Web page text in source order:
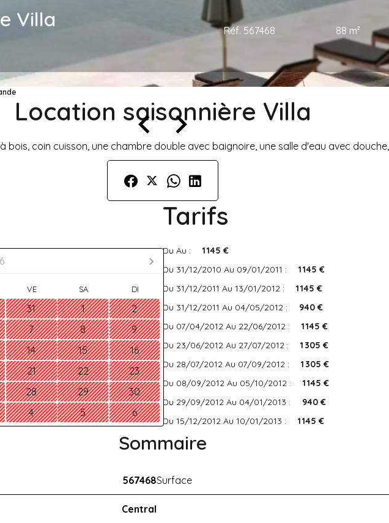
Villa Réf. 567468 88 m²
Location saisonnière Villa
bois, coin cuisson, une chambre double avec baignoire, une salle d'eau avec
VE SA DI
31 1
2
7 8
9
14 15
16
21 22
23
28 29
30
4 5 6
Tarifs
Du Au :
1 145 €
Du 31/12/2010 Au 09/01/2011 :
1 145 €
Du 31/12/2011 Au 13/01/2012 :
1 145 €
Du 31/12/2011 Au 04/05/2012 :
940 €
Du 07/04/2012 Au 22/06/2012 :
1 145 €
Du 23/06/2012 Au 27/07/2012 :
1 305 €
Du 28/07/2012 Au 07/09/2012 :
1 305 €
Du 08/09/2012 Au 05/10/2012 :
1 145 €
Du 29/09/2012 Au 04/01/2013 :
940 €
Du 15/12/2012 Au 10/01/2013 :
1 145 €
Sommaire
567468Surface
Central